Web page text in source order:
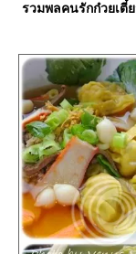
รวมพลคนรักก๋วยเตี๋